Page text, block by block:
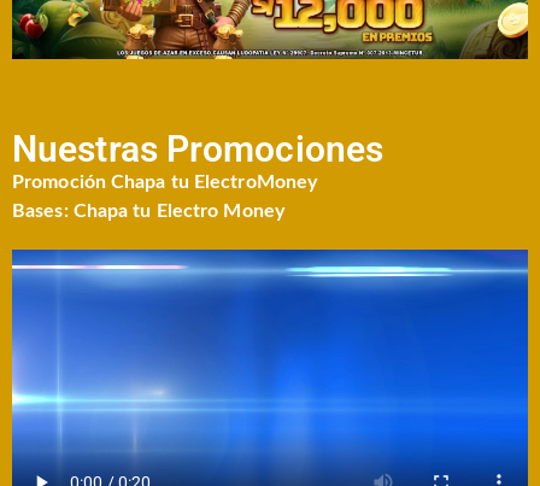
Nuestras Promociones
Promoción Chapa tu ElectroMoney
Bases: Chapa tu Electro Money